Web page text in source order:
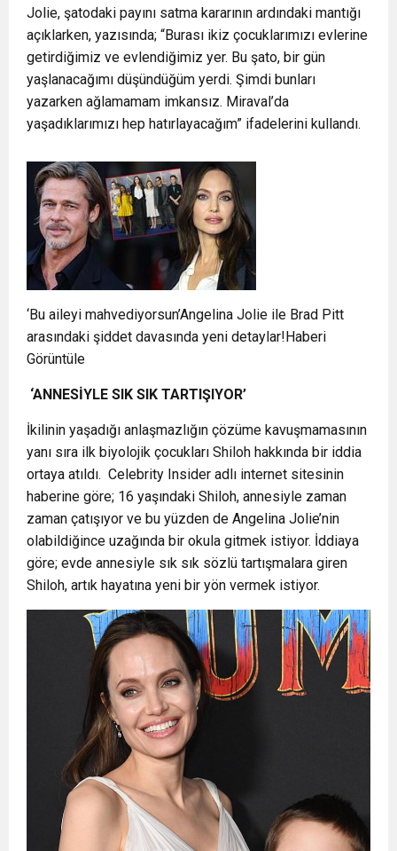
Jolie, şatodaki payını satma kararının ardındaki mantığı
açıklarken, yazısında; “Burası ikiz çocuklarımızı evlerine
getirdiğimiz ve evlendiğimiz yer. Bu şato, bir gün
yaşlanacağımı düşündüğüm yerdi. Şimdi bunları
yazarken ağlamamam imkansız. Miraval’da
yaşadıklarımızı hep hatırlayacağım” ifadelerini kullandı.
‘Bu aileyi mahvediyorsun’Angelina Jolie ile Brad Pitt
arasındaki şiddet davasında yeni detaylar!Haberi
Görüntüle
‘ANNESİYLE SIK SIK TARTIŞIYOR’
İkilinin yaşadığı anlaşmazlığın çözüme kavuşmamasının
yanı sıra ilk biyolojik çocukları Shiloh hakkında bir iddia
ortaya atıldı. Celebrity Insider adlı internet sitesinin
haberine göre; 16 yaşındaki Shiloh, annesiyle zaman
zaman çatışıyor ve bu yüzden de Angelina Jolie’nin
olabildiğince uzağında bir okula gitmek istiyor. İddiaya
göre; evde annesiyle sık sık sözlü tartışmalara giren
Shiloh, artık hayatına yeni bir yön vermek istiyor.